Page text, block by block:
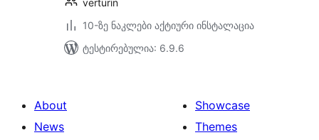
verturin
10-ზე ნაკლები აქტიური ინსტალაცია
ტესტირებულია: 6.9.6
About
News
Showcase
Themes